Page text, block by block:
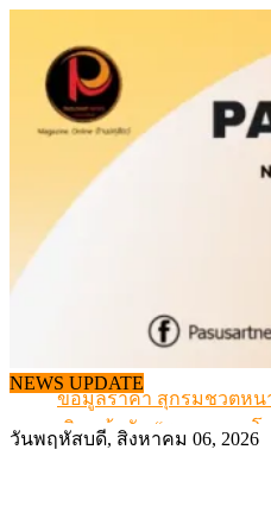
content
NEWS UPDATE
จากเครื่องดนตรีพื้นบ้าน
ข้อมูลราคา สุกรมีชีวิตหน้
เดินหน้าดัน “ราคากลาง
สกัดลักลอบนำเข้าเอ็นโค
วันพฤหัสบดี, สิงหาคม 06, 2026